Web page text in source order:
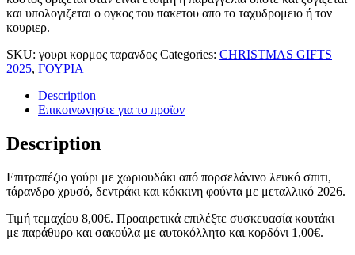
και υπολογιζεται ο ογκος του πακετου απο το ταχυδρομειο ή τον
κουριερ.
SKU: γουρι κορμος ταρανδος Categories: CHRISTMAS GIFTS
2025, ΓΟΥΡΙΑ
Description
Επικοινωνηστε για το προϊoν
Description
Επιτραπέζιο γούρι με χωριουδάκι από πορσελάνινο λευκό σπιτι,
τάρανδρο χρυσό, δεντράκι και κόκκινη φούντα με μεταλλικό 2026.
Τιμή τεμαχίου 8,00€. Προαιρετικά επιλέξτε συσκευασία κουτάκι
με παράθυρο και σακούλα με αυτοκόλλητο και κορδόνι 1,00€.